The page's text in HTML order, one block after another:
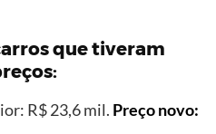
que tiveram
R$ 23,6 mil. Preço novo: